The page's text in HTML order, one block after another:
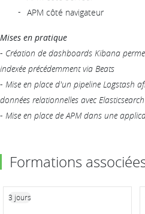
APM côté navigateur
Mises en pratique
- Création de dashboards Kibana
indexée précédemment via Beats
- Mise en place d'un pipeline Logstash
données relationnelles avec Elasticsearch
- Mise en place de APM dans une
Formations
3 jours